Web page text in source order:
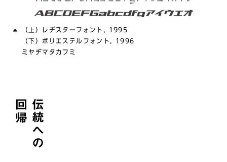
（上）レヂスターフォント, 1995
（下）ポリエステルフォント, 1996
ミヤヂマタカフミ
伝統への
回帰